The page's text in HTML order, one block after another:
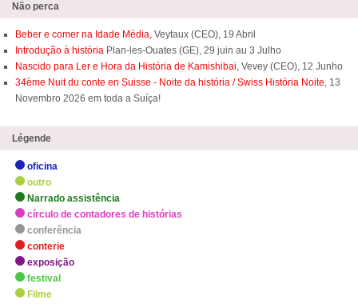
Não perca
Beber e comer na Idade Média, Veytaux (CEO), 19 Abril
Introdução à história Plan-les-Ouates (GE), 29 juin au 3 Julho
Nascido para Ler e Hora da História de Kamishibai, Vevey (CEO), 12 Junho
34ème Nuit du conte en Suisse - Noite da história / Swiss História Noite, 13
Novembro 2026 em toda a Suíça!
Légende
oficina
outro
Narrado assistência
círculo de contadores de histórias
conferência
conterie
exposição
festival
Filme